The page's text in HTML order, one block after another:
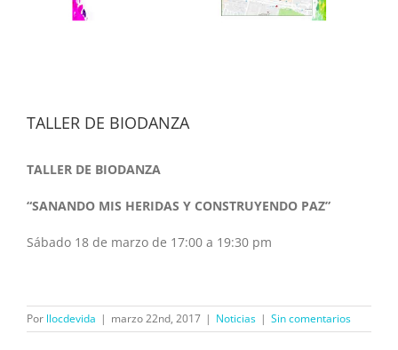
TALLER DE BIODANZA
TALLER DE BIODANZA
“SANANDO MIS HERIDAS Y CONSTRUYENDO PAZ”
Sábado 18 de marzo de 17:00 a 19:30 pm
Por llocdevida | marzo 22nd, 2017 | Noticias | Sin comentarios